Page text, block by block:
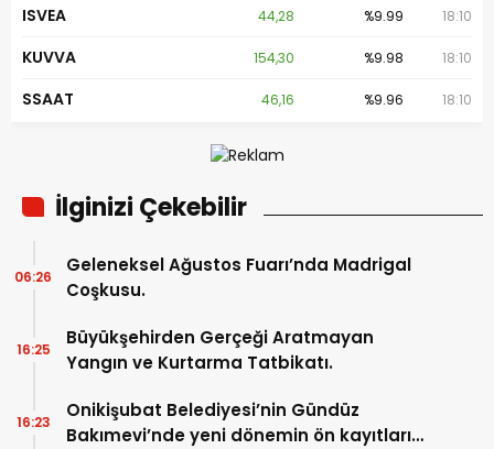
ISVEA 44,28 %9.99 18:10
KUVVA 154,30 %9.98 18:10
SSAAT 46,16 %9.96 18:10
İlginizi Çekebilir
Geleneksel Ağustos Fuarı’nda Madrigal
Coşkusu.
06:26
Büyükşehirden Gerçeği Aratmayan
Yangın ve Kurtarma Tatbikatı.
16:25
Onikişubat Belediyesi’nin Gündüz
Bakımevi’nde yeni dönemin ön kayıtları
16:23